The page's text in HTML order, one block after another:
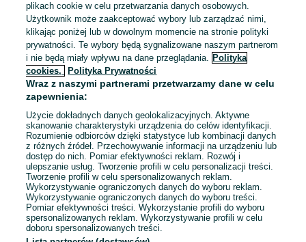
Przedmiot zgodny z opisem
Bezpieczne opakowanie
Szybko nadane
Luca Caioli - Messi Biografia
24.06.2024
Przedmiot zgodny z opisem
Bezpieczne opakowanie
plikach cookie w celu przetwarzania danych osobowych.
Użytkownik może zaakceptować wybory lub zarządzać nimi,
klikając poniżej lub w dowolnym momencie na stronie polityki
prywatności. Te wybory będą sygnalizowane naszym partnerom
i nie będą miały wpływu na dane przeglądania. Polityka
cookies,
Polityka Prywatności
Wraz z naszymi partnerami przetwarzamy dane w celu
zapewnienia:
Użycie dokładnych danych geolokalizacyjnych. Aktywne
skanowanie charakterystyki urządzenia do celów identyfikacji.
Rozumienie odbiorców dzięki statystyce lub kombinacji danych
z różnych źródeł. Przechowywanie informacji na urządzeniu lub
dostęp do nich. Pomiar efektywności reklam. Rozwój i
ulepszanie usług. Tworzenie profili w celu personalizacji treści.
Tworzenie profili w celu spersonalizowanych reklam.
Wykorzystywanie ograniczonych danych do wyboru reklam.
Wykorzystywanie ograniczonych danych do wyboru treści.
Pomiar efektywności treści. Wykorzystanie profili do wyboru
spersonalizowanych reklam. Wykorzystywanie profili w celu
doboru spersonalizowanych treści.